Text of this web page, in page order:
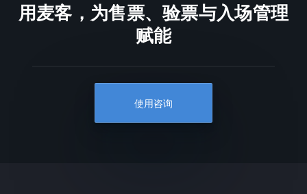
用麦客，为售票、验票与入场管理
赋能
使用咨询